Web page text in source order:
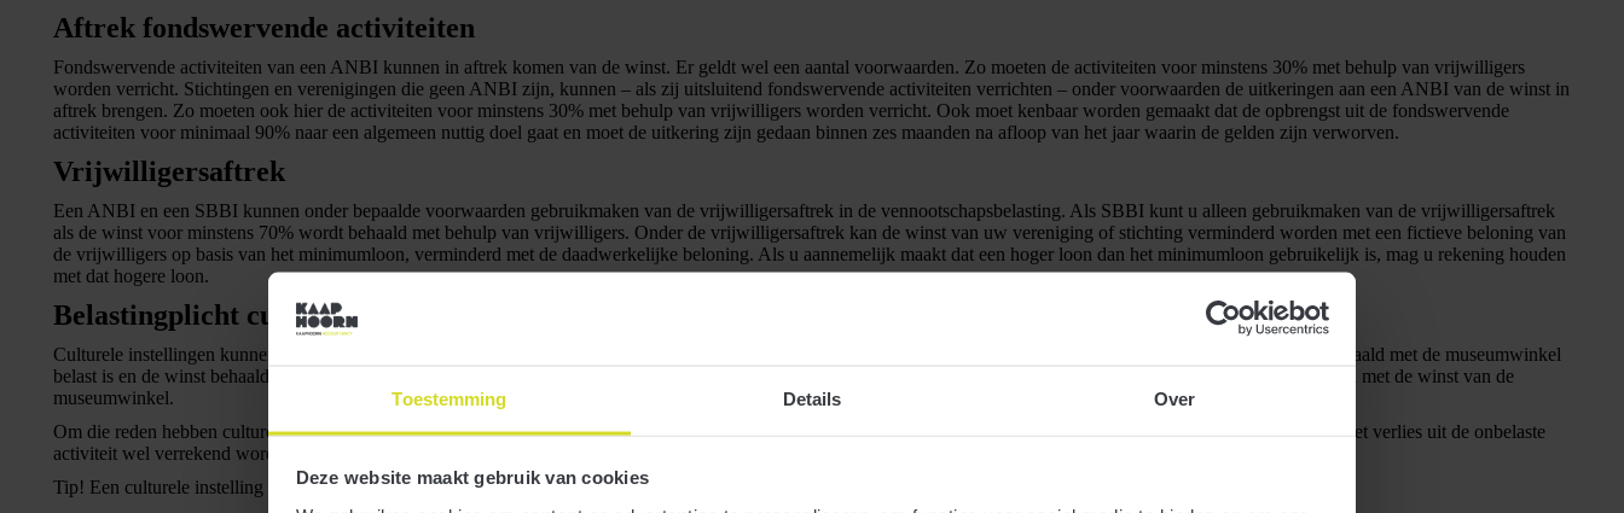
Toestemming Details Over
Deze website maakt gebruik van cookies
Aftrek fondswervende activiteiten
Fondswervende activiteiten van een ANBI kunnen in aftrek komen van de winst. Er geldt wel een aantal voorwaarden. Zo moeten de activiteiten voor minstens 30% met behulp van vrijwilligers
worden verricht. Stichtingen en verenigingen die geen ANBI zijn, kunnen – als zij uitsluitend fondswervende activiteiten verrichten – onder voorwaarden de uitkeringen aan een ANBI van de winst in
aftrek brengen. Zo moeten ook hier de activiteiten voor minstens 30% met behulp van vrijwilligers worden verricht. Ook moet kenbaar worden gemaakt dat de opbrengst uit de fondswervende
activiteiten voor minimaal 90% naar een algemeen nuttig doel gaat en moet de uitkering zijn gedaan binnen zes maanden na afloop van het jaar waarin de gelden zijn verworven.
Vrijwilligersaftrek
Een ANBI en een SBBI kunnen onder bepaalde voorwaarden gebruikmaken van de vrijwilligersaftrek in de vennootschapsbelasting. Als SBBI kunt u alleen gebruikmaken van de vrijwilligersaftrek
als de winst voor minstens 70% wordt behaald met behulp van vrijwilligers. Onder de vrijwilligersaftrek kan de winst van uw vereniging of stichting verminderd worden met een fictieve beloning van
de vrijwilligers op basis van het minimumloon, verminderd met de daadwerkelijke beloning. Als u aannemelijk maakt dat een hoger loon dan het minimumloon gebruikelijk is, mag u rekening houden
met dat hogere loon.
Belastingplicht culturele instellingen
Culturele instellingen kunnen voor de vennootschapsbelasting belaste en onbelaste activiteiten verrichten. Denk hierbij bijvoorbeeld aan een museum, waarbij de winst behaald met de museumwinkel
belast is en de winst behaald met de culturele activiteiten onbelast. Als met deze culturele activiteiten een verlies geleden wordt, kan dit verlies echter niet verrekend worden met de winst van de
museumwinkel.
Om die reden hebben culturele instellingen de mogelijkheid om te kiezen voor volledige belastingplicht voor de vennootschapsbelasting. Bij volledige belastingplicht kan het verlies uit de onbelaste
activiteit wel verrekend worden met de winst uit de belaste activiteit. Een dergelijke keuze geldt voor een periode van tien jaar.
Tip! Een culturele instelling kan gebruikmaken van de winstvrijstelling, ook als gekozen is voor volledige belastingplicht.